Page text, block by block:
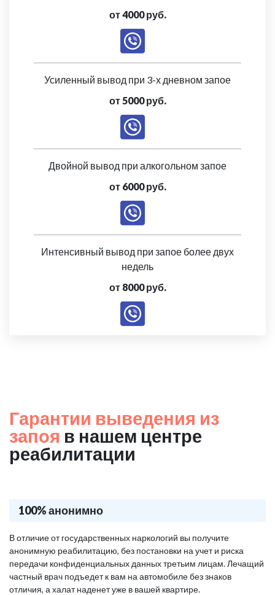
от 4000 руб.
Усиленный вывод при 3-х дневном запое
от 5000 руб.
Двойной вывод при алкогольном запое
от 6000 руб.
Интенсивный вывод при запое более двух
недель
от 8000 руб.
Гарантии выведения из
запоя в нашем центре
реабилитации
100% анонимно
В отличие от государственных наркологий вы получите
анонимную реабилитацию, без постановки на учет и риска
передачи конфиденциальных данных третьим лицам. Лечащий
частный врач подъедет к вам на автомобиле без знаков
отличия, а халат наденет уже в вашей квартире.